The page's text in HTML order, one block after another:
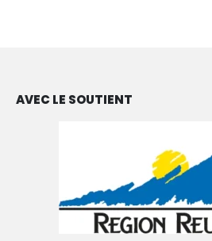
AVEC LE SOUTIENT